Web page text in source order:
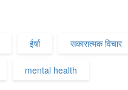
ईर्षा सकारात्मक विचार
mental health